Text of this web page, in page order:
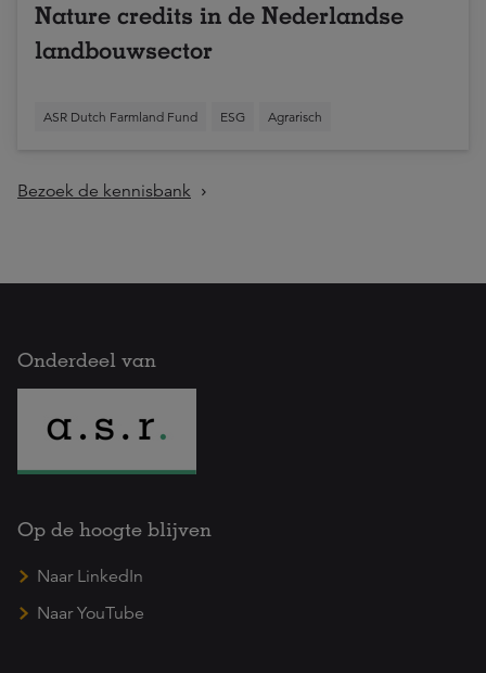
Nature credits in de Nederlandse
landbouwsector
ASR Dutch Farmland Fund ESG Agrarisch
Bezoek de kennisbank
Onderdeel van
Op de hoogte blijven
Naar LinkedIn
Naar YouTube